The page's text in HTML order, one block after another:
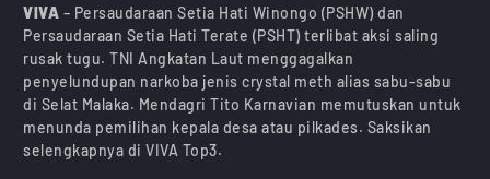
VIVA – Persaudaraan Setia Hati Winongo (PSHW) dan
Persaudaraan Setia Hati Terate (PSHT) terlibat aksi saling
rusak tugu. TNI Angkatan Laut menggagalkan
penyelundupan narkoba jenis crystal meth alias sabu-sabu
di Selat Malaka. Mendagri Tito Karnavian memutuskan untuk
menunda pemilihan kepala desa atau pilkades. Saksikan
selengkapnya di VIVA Top3.